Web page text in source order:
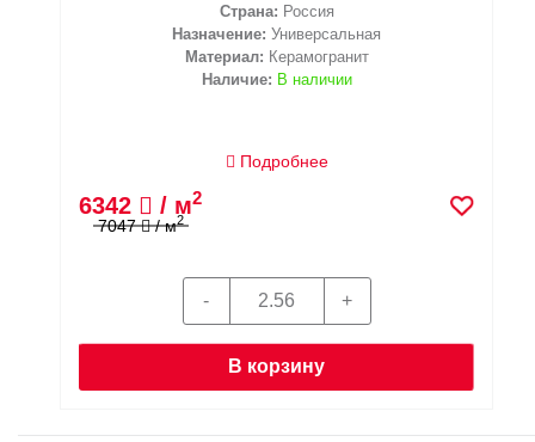
Страна: Россия
Назначение: Универсальная
Материал: Керамогранит
Наличие: В наличии
Подробнее
6342 / м2
7047 / м2
В корзину